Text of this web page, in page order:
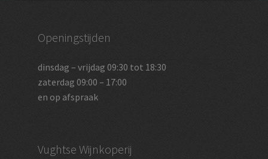
Openingstijden
dinsdag – vrijdag 09:30 tot 18:30
zaterdag 09:00 – 17:00
en op afspraak
Vughtse Wijnkoperij